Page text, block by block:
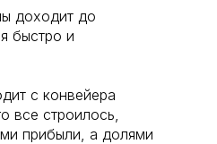
доходит до
быстро и
с конвейера
все строилось,
прибыли, а долями